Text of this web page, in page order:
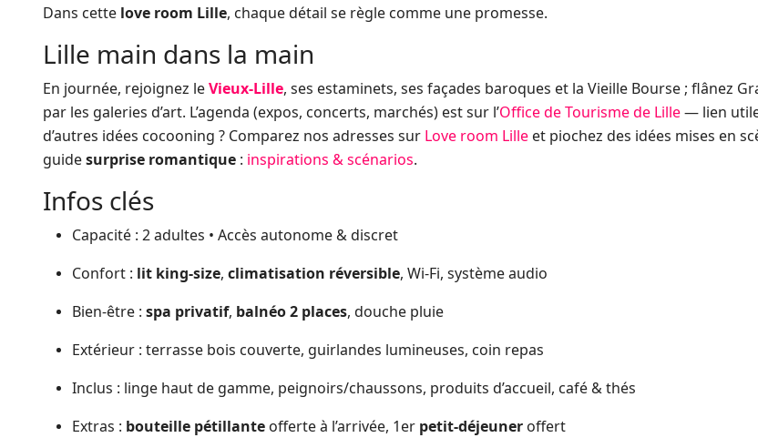
Dans cette love room Lille, chaque détail se règle comme une promesse.
Lille main dans la main
En journée, rejoignez leVieux-Lille, ses estaminets, ses façades baroques et la Vieille Bourse ; flânez
par les galeries d’art. L’agenda (expos, concerts, marchés) est sur l’Office de Tourisme de Lille— lien
d’autres idées cocooning ? Comparez nos adresses sur Love room Lille et piochez des idées mises en
guidesurprise romantique : inspirations & scénarios.
Infos clés
Capacité : 2 adultes • Accès autonome & discret
Confort : lit king-size, climatisation réversible, Wi-Fi, système audio
Bien-être : spa privatif, balnéo 2 places, douche pluie
Extérieur : terrasse bois couverte, guirlandes lumineuses, coin repas
Inclus : linge haut de gamme, peignoirs/chaussons, produits d’accueil, café & thés
Extras : bouteille pétillante offerte à l’arrivée, 1er petit-déjeuner offert